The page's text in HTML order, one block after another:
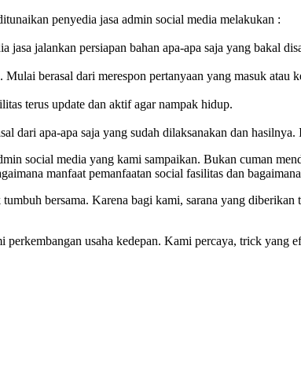
penyedia jasa admin social media melakukan :
jalankan persiapan bahan apa-apa saja yang bakal
berasal dari merespon pertanyaan yang masuk atau
terus update dan aktif agar nampak hidup.
dari apa-apa saja yang sudah dilaksanakan dan
social media yang kami sampaikan. Bukan cuman
manfaat pemanfaatan social fasilitas dan
bersama. Karena bagi kami, sarana yang
usaha kedepan. Kami percaya, trick yang